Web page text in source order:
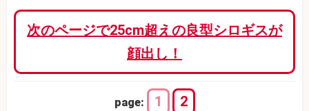
次のページで25cm超えの良型シロギスが
顔出し！
page: 1 2